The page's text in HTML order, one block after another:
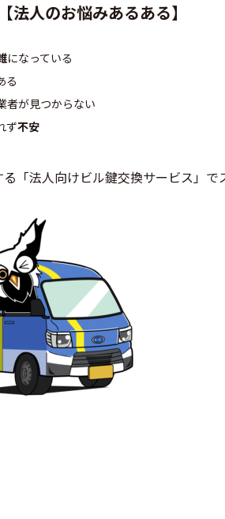
法人のお悩みあるある】
になっている
る
者が見つからない
ず不安
「法人向けビル鍵交換サービス」で